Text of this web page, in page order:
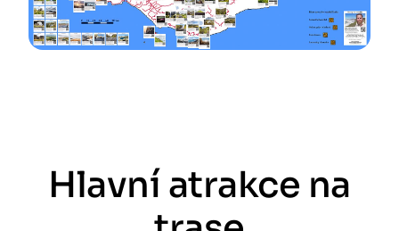
Hlavní atrakce na